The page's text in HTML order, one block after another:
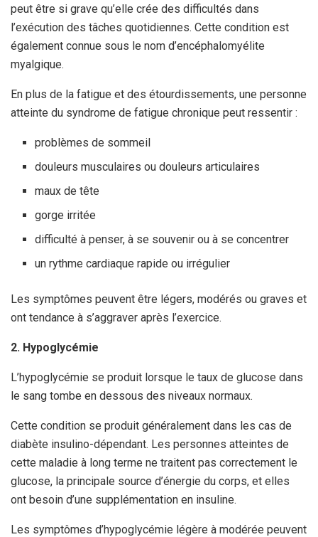
peut être si grave qu’elle crée des difficultés dans
l’exécution des tâches quotidiennes. Cette condition est
également connue sous le nom d’encéphalomyélite
myalgique.
En plus de la fatigue et des étourdissements, une personne
atteinte du syndrome de fatigue chronique peut ressentir :
problèmes de sommeil
douleurs musculaires ou douleurs articulaires
maux de tête
gorge irritée
difficulté à penser, à se souvenir ou à se concentrer
un rythme cardiaque rapide ou irrégulier
Les symptômes peuvent être légers, modérés ou graves et
ont tendance à s’aggraver après l’exercice.
2. Hypoglycémie
L’hypoglycémie se produit lorsque le taux de glucose dans
le sang tombe en dessous des niveaux normaux.
Cette condition se produit généralement dans les cas de
diabète insulino-dépendant. Les personnes atteintes de
cette maladie à long terme ne traitent pas correctement le
glucose, la principale source d’énergie du corps, et elles
ont besoin d’une supplémentation en insuline.
Les symptômes d’hypoglycémie légère à modérée peuvent